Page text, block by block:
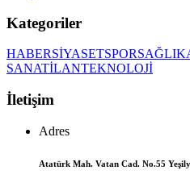
Kategoriler
HABERSİYASETSPORSAĞLIK
SANATİLANTEKNOLOJİ
İletişim
Adres
Atatürk Mah. Vatan Cad. No.55